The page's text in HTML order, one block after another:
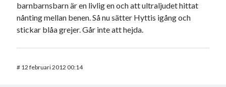
barnbarnsbarn är en livlig en och att ultraljudet hittat
nånting mellan benen. Så nu sätter Hyttis igång och
stickar blåa grejer. Går inte att hejda.
# 12 februari 2012 00:14